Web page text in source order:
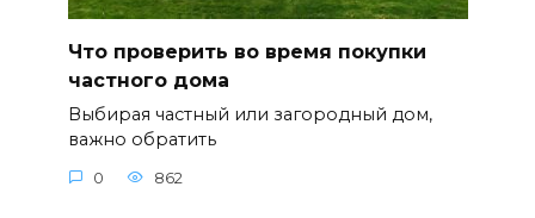
Что проверить во время покупки
частного дома
Выбирая частный или загородный дом,
важно обратить
0 862